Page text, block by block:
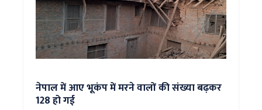
नेपाल में आए भूकंप में मरने वालों की संख्या बढ़कर
128 हो गई